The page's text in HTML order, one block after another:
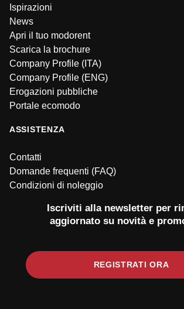
Ispirazioni
News
Apri il tuo modorent
Scarica la brochure
Company Profile (ITA)
Company Profile (ENG)
Erogazioni pubbliche
Portale ecomodo
ASSISTENZA
Contatti
Domande frequenti (FAQ)
Condizioni di noleggio
Iscriviti alla newsletter per
aggiornato su novità e
REGISTRATI ORA